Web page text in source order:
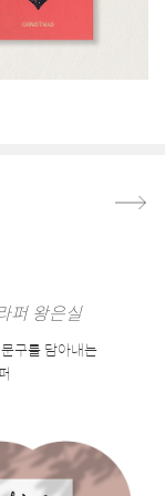
퍼 왕은실
구를 담아내는